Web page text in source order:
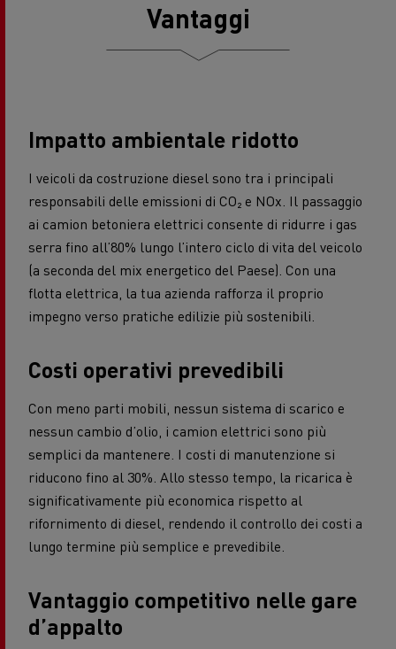
Vantaggi
Impatto ambientale ridotto
I veicoli da costruzione diesel sono tra i principali
responsabili delle emissioni di CO₂ e NOx. Il passaggio
ai camion betoniera elettrici consente di ridurre i gas
serra fino all’80% lungo l’intero ciclo di vita del veicolo
(a seconda del mix energetico del Paese). Con una
flotta elettrica, la tua azienda rafforza il proprio
impegno verso pratiche edilizie più sostenibili.
Costi operativi prevedibili
Con meno parti mobili, nessun sistema di scarico e
nessun cambio d’olio, i camion elettrici sono più
semplici da mantenere. I costi di manutenzione si
riducono fino al 30%. Allo stesso tempo, la ricarica è
significativamente più economica rispetto al
rifornimento di diesel, rendendo il controllo dei costi a
lungo termine più semplice e prevedibile.
Vantaggio competitivo nelle gare
d’appalto